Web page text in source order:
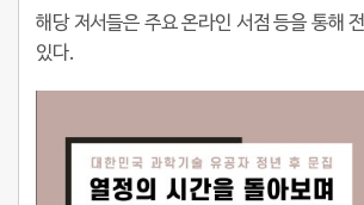
해당 저서들은 주요 온라인 서점 등을 통해
있다.